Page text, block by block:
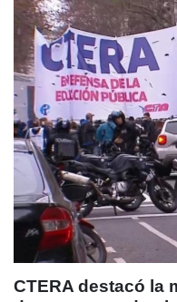
CTERA destacó la